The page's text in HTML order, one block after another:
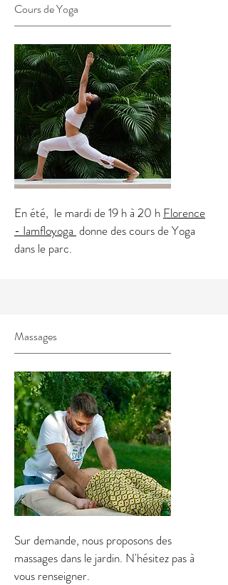
Cours de Yoga
En été, le mardi de 19 h à 20 h Florence
- Iamfloyoga donne des cours de Yoga
dans le parc.
Massages
Sur demande, nous proposons des
massages dans le jardin. N'hésitez pas à
vous renseigner.